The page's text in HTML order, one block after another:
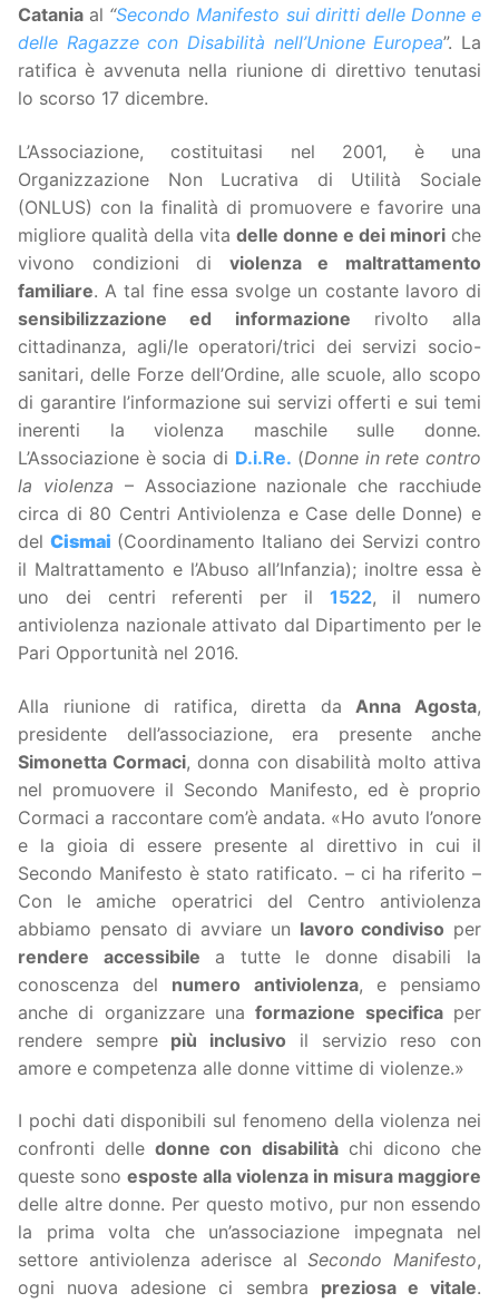
Catania al “Secondo Manifesto sui diritti delle Donne e
delle Ragazze con Disabilità nell’Unione Europea”. La
ratifica è avvenuta nella riunione di direttivo tenutasi
lo scorso 17 dicembre.
L’Associazione, costituitasi nel 2001, è una
Organizzazione Non Lucrativa di Utilità Sociale
(ONLUS) con la finalità di promuovere e favorire una
migliore qualità della vita delle donne e dei minori che
vivono condizioni di violenza e maltrattamento
familiare. A tal fine essa svolge un costante lavoro di
sensibilizzazione ed informazione rivolto alla
cittadinanza, agli/le operatori/trici dei servizi socio-
sanitari, delle Forze dell’Ordine, alle scuole, allo scopo
di garantire l’informazione sui servizi offerti e sui temi
inerenti la violenza maschile sulle donne.
L’Associazione è socia di D.i.Re. (Donne in rete contro
la violenza – Associazione nazionale che racchiude
circa di 80 Centri Antiviolenza e Case delle Donne) e
del Cismai (Coordinamento Italiano dei Servizi contro
il Maltrattamento e l’Abuso all’Infanzia); inoltre essa è
uno dei centri referenti per il 1522, il numero
antiviolenza nazionale attivato dal Dipartimento per le
Pari Opportunità nel 2016.
Alla riunione di ratifica, diretta da Anna Agosta,
presidente dell’associazione, era presente anche
Simonetta Cormaci, donna con disabilità molto attiva
nel promuovere il Secondo Manifesto, ed è proprio
Cormaci a raccontare com’è andata. «Ho avuto l’onore
e la gioia di essere presente al direttivo in cui il
Secondo Manifesto è stato ratificato. – ci ha riferito –
Con le amiche operatrici del Centro antiviolenza
abbiamo pensato di avviare un lavoro condiviso per
rendere accessibile a tutte le donne disabili la
conoscenza del numero antiviolenza, e pensiamo
anche di organizzare unaformazione specificaper
rendere sempre più inclusivo il servizio reso con
amore e competenza alle donne vittime di violenze.»
I pochi dati disponibili sul fenomeno della violenza nei
confronti delledonne con disabilitàchi dicono che
queste sono esposte alla violenza in misura maggiore
delle altre donne. Per questo motivo, pur non essendo
la prima volta che un’associazione impegnata nel
settore antiviolenza aderisce alSecondo Manifesto,
ogni nuova adesione ci sembra preziosa e vitale.